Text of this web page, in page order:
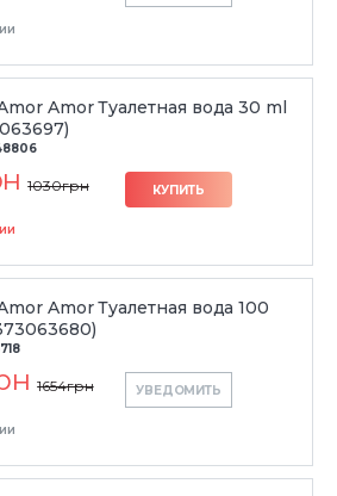
Amor Туалетная вода 30 ml
1030грн КУПИТЬ
Amor Туалетная вода 100
1654грн УВЕДОМИТЬ